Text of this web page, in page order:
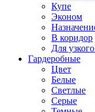
Купе
Эконом
В коридор
Для
Гардеробные
Цвет
Белые
Светлые
Серые